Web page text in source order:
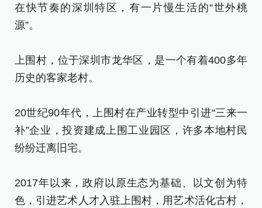
在快节奏的深圳特区，有一片慢生活的“世外桃
源”。
上围村，位于深圳市龙华区，是一个有着400多年
历史的客家老村。
20世纪90年代，上围村在产业转型中引进“三来一
补”企业，投资建成上围工业园区，许多本地村民
纷纷迁离旧宅。
2017年以来，政府以原生态为基础、以文创为特
色，引进艺术人才入驻上围村，用艺术活化古村，